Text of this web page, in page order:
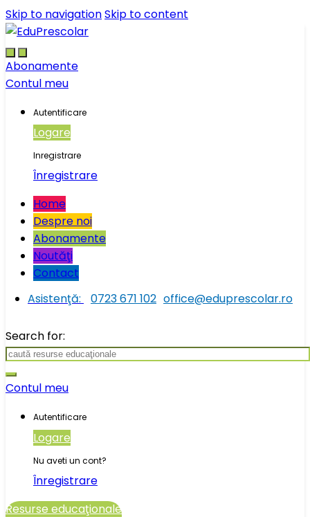
Skip to navigationSkip to content
Abonamente
Contul meu
Autentificare
Logare
Inregistrare
Înregistrare
Home
Despre noi
Abonamente
Noutăţi
Contact
Asistenţă:
0723 671 102 office@eduprescolar.ro
Search for:
Contul meu
Autentificare
Logare
Nu aveti un cont?
Înregistrare
Resurse educaţionale